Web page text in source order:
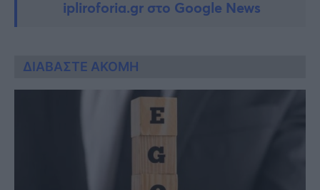
ipliroforia.gr στο Google News
ΔΙΑΒΑΣΤΕ ΑΚΟΜΗ